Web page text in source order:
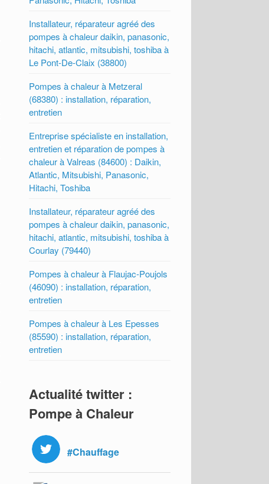
Installateur, réparateur agréé des
pompes à chaleur daikin, panasonic,
hitachi, atlantic, mitsubishi, toshiba à
Le Pont-De-Claix (38800)
Pompes à chaleur à Metzeral
(68380) : installation, réparation,
entretien
Entreprise spécialiste en installation,
entretien et réparation de pompes à
chaleur à Valreas (84600) : Daikin,
Atlantic, Mitsubishi, Panasonic,
Hitachi, Toshiba
Installateur, réparateur agréé des
pompes à chaleur daikin, panasonic,
hitachi, atlantic, mitsubishi, toshiba à
Courlay (79440)
Pompes à chaleur à Flaujac-Poujols
(46090) : installation, réparation,
entretien
Pompes à chaleur à Les Epesses
(85590) : installation, réparation,
entretien
Actualité twitter :
Pompe à Chaleur
#Chauffage